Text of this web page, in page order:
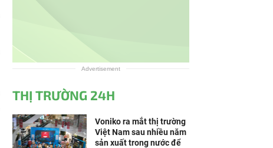
Advertisement
THỊ TRƯỜNG 24H
Voniko ra mắt thị trường
Việt Nam sau nhiều năm
sản xuất trong nước để